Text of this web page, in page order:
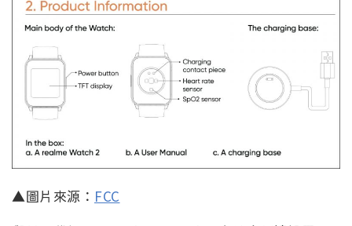
▲圖片來源： FCC